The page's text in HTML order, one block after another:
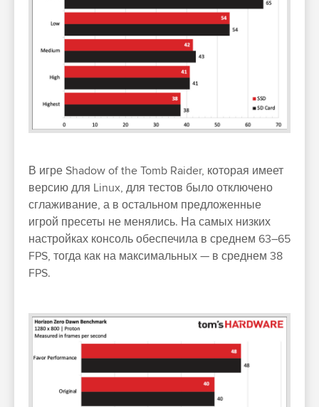
В игре Shadow of the Tomb Raider, которая имеет
версию для Linux, для тестов было отключено
сглаживание, а в остальном предложенные
игрой пресеты не менялись. На самых низких
настройках консоль обеспечила в среднем 63–65
FPS, тогда как на максимальных — в среднем 38
FPS.